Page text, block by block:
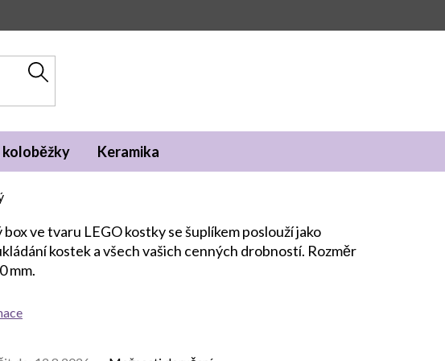
koloběžky Keramika
box ve tvaru LEGO kostky se šuplíkem poslouží jako
kostek a všech vašich cenných drobností. Rozměr
mm.